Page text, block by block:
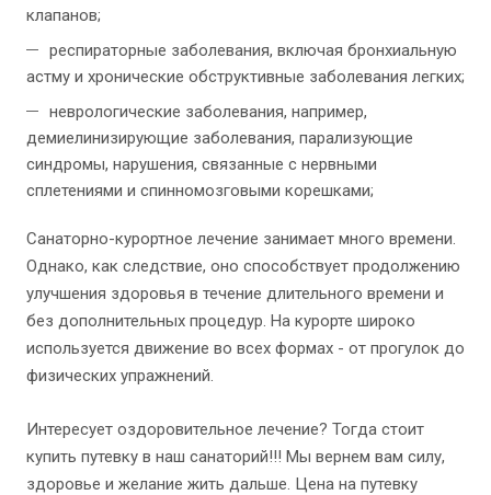
клапанов;
респираторные заболевания, включая бронхиальную
астму и хронические обструктивные заболевания легких;
неврологические заболевания, например,
демиелинизирующие заболевания, парализующие
синдромы, нарушения, связанные с нервными
сплетениями и спинномозговыми корешками;
Санаторно-курортное лечение занимает много времени.
Однако, как следствие, оно способствует продолжению
улучшения здоровья в течение длительного времени и
без дополнительных процедур. На курорте широко
используется движение во всех формах - от прогулок до
физических упражнений.
Интересует оздоровительное лечение? Тогда стоит
купить путевку в наш санаторий!!! Мы вернем вам силу,
здоровье и желание жить дальше. Цена на путевку